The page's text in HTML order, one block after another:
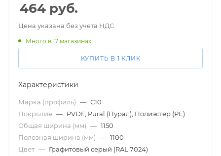
464 руб.
Цена указана без учета НДС
Много в 17 магазинах
КУПИТЬ В 1 КЛИК
Характеристики
Марка (профиль) — С10
Покрытие — PVDF, Pural (Пурал), Полиэстер (PE)
Общая ширина (мм) — 1150
Полезная ширина (мм) — 1100
Цвет — Графитовый серый (RAL 7024)